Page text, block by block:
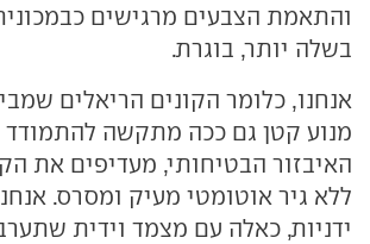
והתאמת הצבעים מרגישים
בשלה יותר, בוגרת.
אנחנו, כלומר הקונים הריאלים
מנוע קטן גם ככה מתקשה
האיבזור הבטיחותי, מעדיפים את
ללא גיר אוטומטי מעיק ומסרס.
ידניות, כאלה עם מצמד וידית